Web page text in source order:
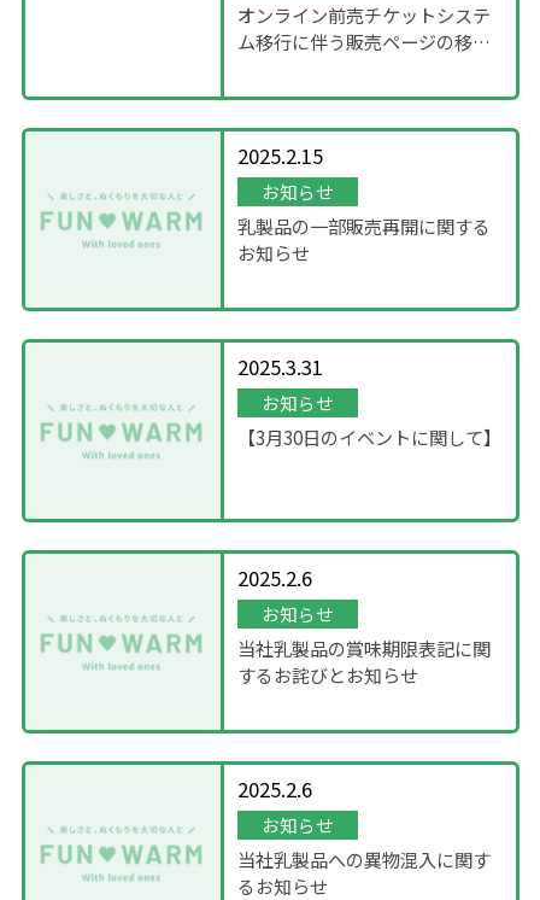
オンライン前売チケットシステ
ム移行に伴う販売ページの移設
2025.2.15
お知らせ
乳製品の一部販売再開に関する
お知らせ
2025.3.31
お知らせ
【3月30日のイベントに関して】
2025.2.6
お知らせ
当社乳製品の賞味期限表記に関
するお詫びとお知らせ
2025.2.6
お知らせ
当社乳製品への異物混入に関す
るお知らせ